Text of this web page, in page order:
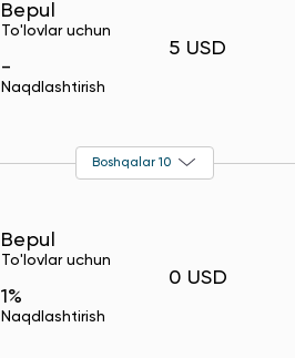
Bepul
To'lovlar uchun
-
Naqdlashtirish
5 USD
Boshqalar 10
Bepul
To'lovlar uchun
1%
Naqdlashtirish
0 USD